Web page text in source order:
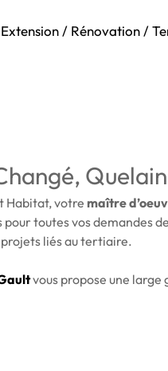
Extension / Rénovation /
Habitat, votre maître
toutes vos demandes
liés au tertiaire.
vous propose une large